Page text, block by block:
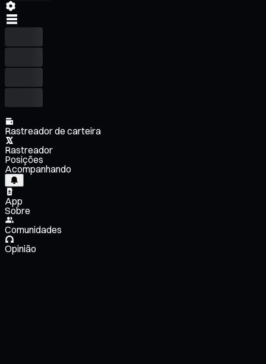
Rastreador de carteira
Rastreador
Posições
Acompanhando
App
Sobre
Comunidades
Opinião